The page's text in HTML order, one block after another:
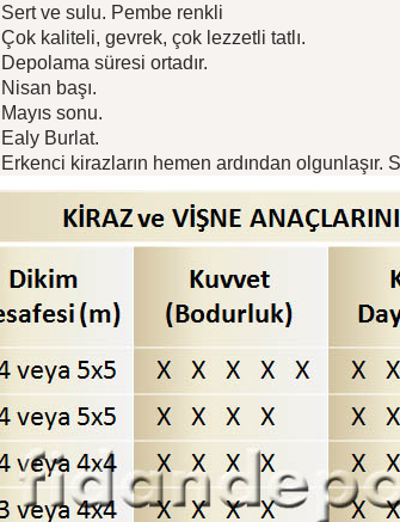
Sert ve sulu. Pembe renkli
Çok kaliteli, gevrek, çok lezzetli tatlı.
Depolama süresi ortadır.
Nisan başı.
Mayıs sonu.
Ealy Burlat.
Erkenci kirazların hemen ardından